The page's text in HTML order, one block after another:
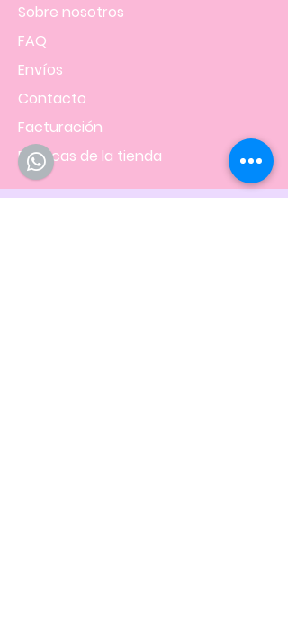
Sobre nosotros
FAQ
Envíos
Contacto
Facturación
Políticas de la tienda